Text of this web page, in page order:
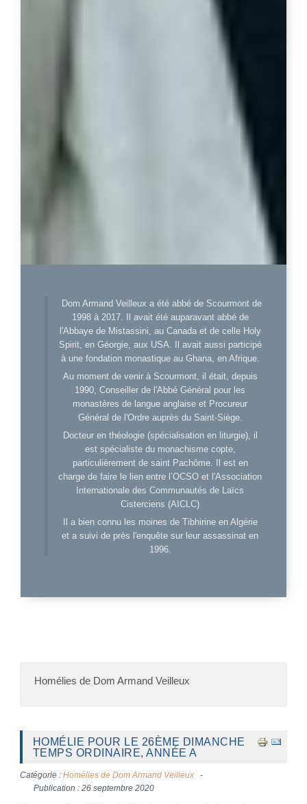
Dom Armand Veilleux a été abbé de Scourmont de
1998 à 2017. Il avait été auparavant abbé de
l'Abbaye de Mistassini, au Canada et de celle Holy
Spirit, en Géorgie, aux USA. Il avait aussi participé
à une fondation monastique au Ghana, en Afrique.
Au moment de venir à Scourmont, il était, depuis
1990, Conseiller de l'Abbé Général pour les
monastères de langue anglaise et Procureur
Général de l'Ordre auprès du Saint-Siège.
Docteur en théologie (spécialisation en liturgie), il
est spécialiste du monachisme copte,
particulièrement de saint Pachôme. Il est en
charge de faire le lien entre l’OCSO et l'Association
Internationale des Communautés de Laïcs
Cisterciens (AICLC)
Il a bien connu les moines de Tibhirine en Algérie
et a suivi de près l'enquête sur leur assassinat en
1996.
Homélies de Dom Armand Veilleux
HOMÉLIE POUR LE 26ÈME DIMANCHE
TEMPS ORDINAIRE, ANNÉE A
Catégorie : Homélies de Dom Armand Veilleux
Publication : 26 septembre 2020